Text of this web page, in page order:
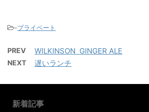
-プライベート
PREV WILKINSON GINGER ALE
NEXT 遅いランチ
新着記事